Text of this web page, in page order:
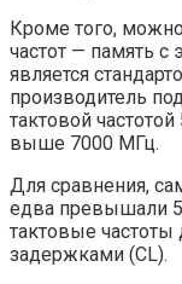
Кроме того,
частот — память
является
производитель
тактовой
выше 7000 МГц.
Для сравнения,
едва превышали
тактовые
задержками (CL).